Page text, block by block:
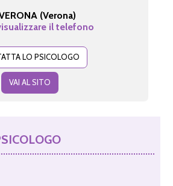
(Verona)
il telefono
LO PSICOLOGO
VAI AL SITO